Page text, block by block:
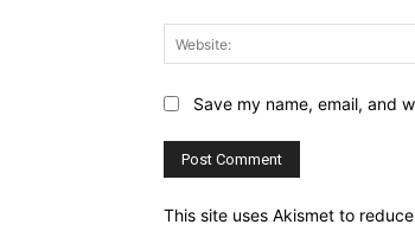
Save my name, email, and
This site uses Akismet to